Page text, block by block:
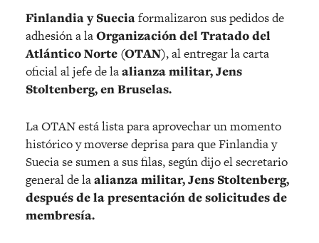
Finlandia y Sueciaformalizaron sus pedidos de
adhesión a laOrganización del Tratado del
Atlántico Norte (OTAN), al entregar la carta
oficial al jefe de laalianza militar, Jens
Stoltenberg, en Bruselas.
La OTAN está lista para aprovechar un momento
histórico y moverse deprisa para que Finlandia y
Suecia se sumen a sus filas, según dijo el secretario
general de laalianza militar, Jens Stoltenberg,
después de la presentación de solicitudes de
membresía.